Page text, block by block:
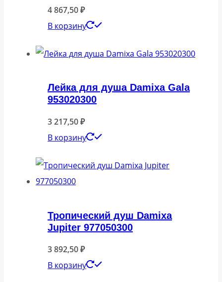
4 867,50₽
В корзину
Лейка для душа Damixa Gala
953020300
3 217,50₽
В корзину
Тропический душ Damixa
Jupiter 977050300
3 892,50₽
В корзину